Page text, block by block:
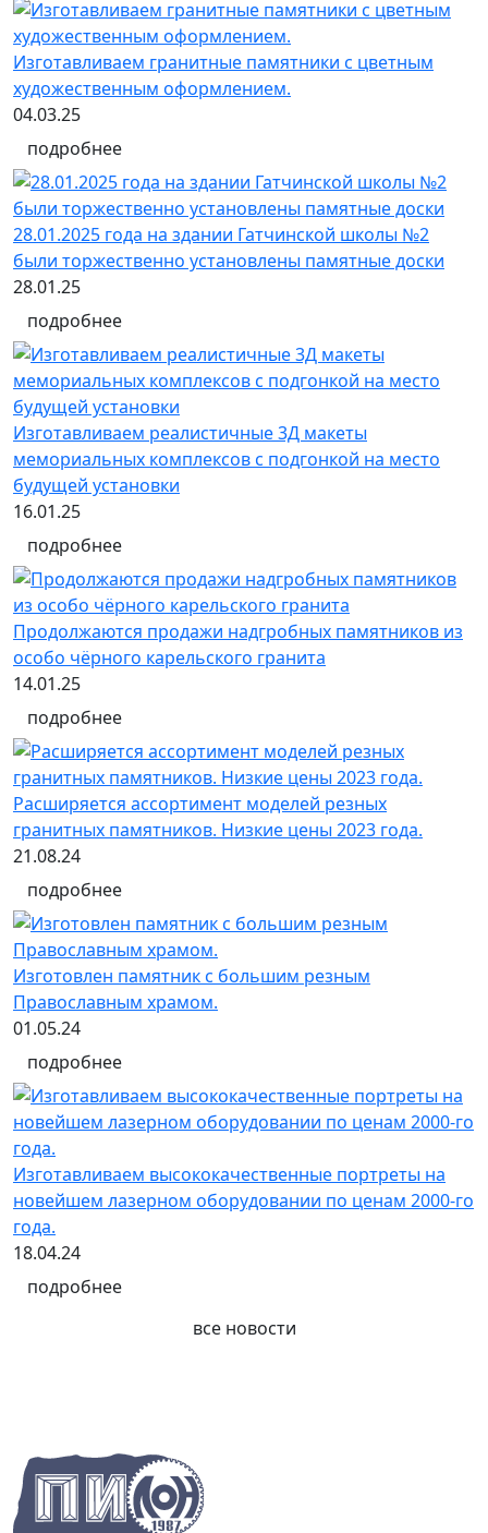
Изготавливаем гранитные памятники с цветным
художественным оформлением.
04.03.25
подробнее
28.01.2025 года на здании Гатчинской школы №2
были торжественно установлены памятные доски
28.01.25
подробнее
Изготавливаем реалистичные 3Д макеты
мемориальных комплексов с подгонкой на место
будущей установки
16.01.25
подробнее
Продолжаются продажи надгробных памятников из
особо чёрного карельского гранита
14.01.25
подробнее
Расширяется ассортимент моделей резных
гранитных памятников. Низкие цены 2023 года.
21.08.24
подробнее
Изготовлен памятник с большим резным
Православным храмом.
01.05.24
подробнее
Изготавливаем высококачественные портреты на
новейшем лазерном оборудовании по ценам 2000-го
года.
18.04.24
подробнее
все новости